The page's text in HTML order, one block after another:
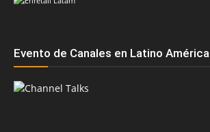
Evento de Canales en Latino América